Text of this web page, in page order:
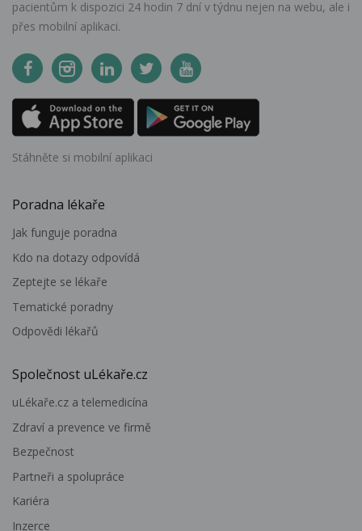
pacientům k dispozici 24 hodin 7 dní v týdnu nejen na webu, ale i
přes mobilní aplikaci.
Stáhněte si mobilní aplikaci
Poradna lékaře
Jak funguje poradna
Kdo na dotazy odpovídá
Zeptejte se lékaře
Tematické poradny
Odpovědi lékařů
Společnost uLékaře.cz
uLékaře.cz a telemedicína
Zdraví a prevence ve firmě
Bezpečnost
Partneři a spolupráce
Kariéra
Inzerce